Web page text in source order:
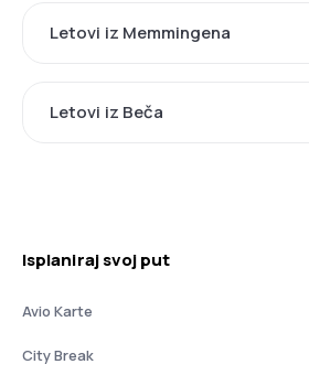
Letovi iz Memmingena
Letovi iz Beča
Isplaniraj svoj put
Avio Karte
City Break